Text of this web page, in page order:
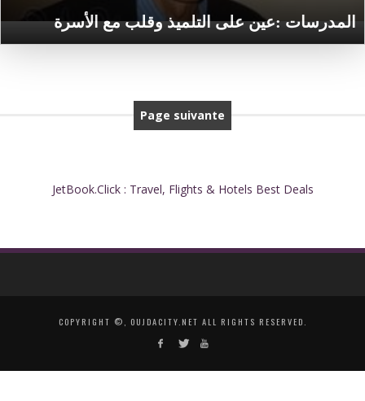
المدرسات :عين على التلميذ وقلب مع الأسرة
Page suivante
JetBook.Click : Travel, Flights & Hotels Best Deals
COPYRIGHT ©, OUJDACITY.NET ALL RIGHTS RESERVED.